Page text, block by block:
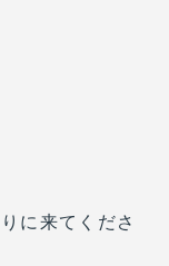
に来てくださ